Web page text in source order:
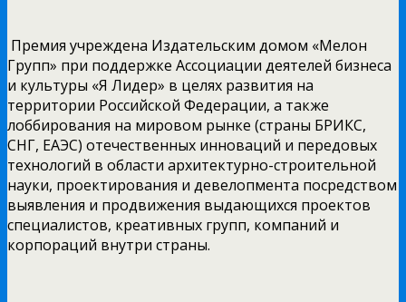
Премия учреждена Издательским домом «Мелон
Групп» при поддержке Ассоциации деятелей бизнеса
и культуры «Я Лидер» в целях развития на
территории Российской Федерации, а также
лоббирования на мировом рынке (страны БРИКС,
СНГ, ЕАЭС) отечественных инноваций и передовых
технологий в области архитектурно-строительной
науки, проектирования и девелопмента посредством
выявления и продвижения выдающихся проектов
специалистов, креативных групп, компаний и
корпораций внутри страны.